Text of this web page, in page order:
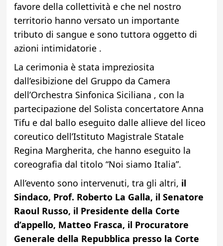
favore della collettività e che nel nostro
territorio hanno versato un importante
tributo di sangue e sono tuttora oggetto di
azioni intimidatorie .
La cerimonia è stata impreziosita
dall’esibizione del Gruppo da Camera
dell’Orchestra Sinfonica Siciliana , con la
partecipazione del Solista concertatore Anna
Tifu e dal ballo eseguito dalle allieve del liceo
coreutico dell’Istituto Magistrale Statale
Regina Margherita, che hanno eseguito la
coreografia dal titolo “Noi siamo Italia”.
All’evento sono intervenuti, tra gli altri, il
Sindaco, Prof. Roberto La Galla, il Senatore
Raoul Russo, il Presidente della Corte
d’appello, Matteo Frasca, il Procuratore
Generale della Repubblica presso la Corte